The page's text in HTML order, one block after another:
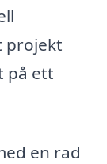
projekt
på ett
en rad